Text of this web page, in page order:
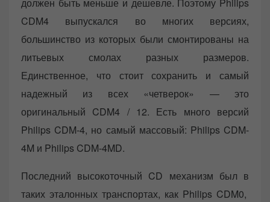
должен быть меньше и дешевле. Поэтому Philips
CDM4 выпускался во многих версиях,
большинство из которых были смонтированы на
литьевых смолах разных размеров.
Единственное, что стоит сохранить и самый
надежный из всех «четверок» — это
оригинальный CDM4 / 12. Есть много версий
Philips CDM-4, но самый массовый: Philips CDM-
4M и Philips CDM-4MD.
Последний высокоточный CD механизм был в
таких эталонных транспортах, как Philips CDM0,